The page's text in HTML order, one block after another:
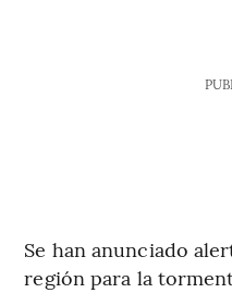
Se han anunciado
región para la